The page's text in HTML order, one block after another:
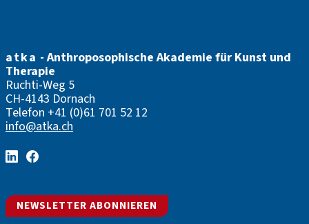
atka - Anthroposophische Akademie für Kunst und
Therapie
Ruchti-Weg 5
CH-4143 Dornach
Telefon +41 (0)61 701 52 12
info@atka.ch
NEWSLETTER ABONNIEREN